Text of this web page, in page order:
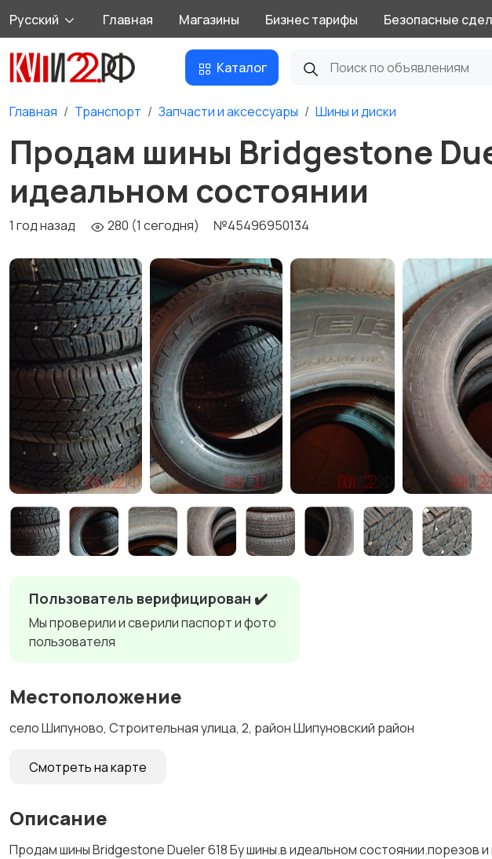
Русский Главная Магазины Бизнес тарифы Безопасные
Каталог
Главная Транспорт Запчасти и аксессуары Шины и диски
Продам шины Bridgestone
идеальном состоянии
1 год назад 280 (1 сегодня) №45496950134
Пользователь верифицирован ✔️
Мы проверили и сверили паспорт и фото
пользователя
Местоположение
село Шипуново, Строительная улица, 2, район Шипуновский район
Смотреть на карте
Описание
Продам шины Bridgestone Dueler 618 Бу шины.в идеальном состоянии.порезов